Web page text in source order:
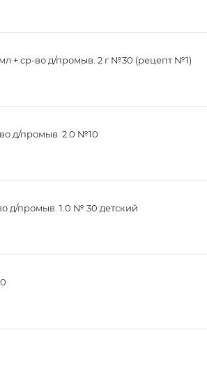
+ ср-во д/промыв. 2 г №30 (рецепт №1)
д/промыв. 2.0 №10
д/промыв. 1.0 № 30 детский